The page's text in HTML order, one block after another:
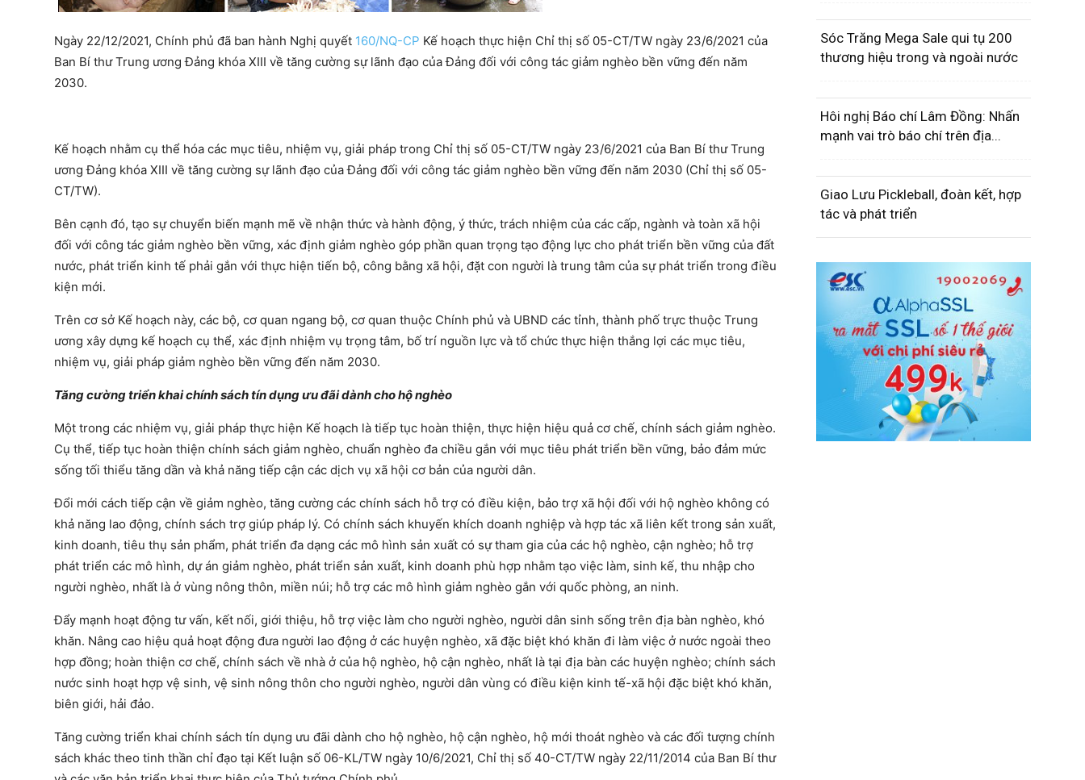
Ngày 22/12/2021, Chính phủ đã ban hành Nghị quyết 160/NQ-CP Kế hoạch thực hiện Chỉ thị số 05-CT/TW ngày 23/6/2021 của
Ban Bí thư Trung ương Đảng khóa XIII về tăng cường sự lãnh đạo của Đảng đối với công tác giảm nghèo bền vững đến năm
2030.
Kế hoạch nhằm cụ thể hóa các mục tiêu, nhiệm vụ, giải pháp trong Chỉ thị số 05-CT/TW ngày 23/6/2021 của Ban Bí thư Trung
ương Đảng khóa XIII về tăng cường sự lãnh đạo của Đảng đối với công tác giảm nghèo bền vững đến năm 2030 (Chỉ thị số 05-
CT/TW).
Bên cạnh đó, tạo sự chuyển biến mạnh mẽ về nhận thức và hành động, ý thức, trách nhiệm của các cấp, ngành và toàn xã hội
đối với công tác giảm nghèo bền vững, xác định giảm nghèo góp phần quan trọng tạo động lực cho phát triển bền vững của đất
nước, phát triển kinh tế phải gắn với thực hiện tiến bộ, công bằng xã hội, đặt con người là trung tâm của sự phát triển trong điều
kiện mới.
Trên cơ sở Kế hoạch này, các bộ, cơ quan ngang bộ, cơ quan thuộc Chính phủ và UBND các tỉnh, thành phố trực thuộc Trung
ương xây dựng kế hoạch cụ thể, xác định nhiệm vụ trọng tâm, bố trí nguồn lực và tổ chức thực hiện thắng lợi các mục tiêu,
nhiệm vụ, giải pháp giảm nghèo bền vững đến năm 2030.
Tăng cường triển khai chính sách tín dụng ưu đãi dành cho hộ nghèo
Một trong các nhiệm vụ, giải pháp thực hiện Kế hoạch là tiếp tục hoàn thiện, thực hiện hiệu quả cơ chế, chính sách giảm nghèo.
Cụ thể, tiếp tục hoàn thiện chính sách giảm nghèo, chuẩn nghèo đa chiều gắn với mục tiêu phát triển bền vững, bảo đảm mức
sống tối thiểu tăng dần và khả năng tiếp cận các dịch vụ xã hội cơ bản của người dân.
Đổi mới cách tiếp cận về giảm nghèo, tăng cường các chính sách hỗ trợ có điều kiện, bảo trợ xã hội đối với hộ nghèo không có
khả năng lao động, chính sách trợ giúp pháp lý. Có chính sách khuyến khích doanh nghiệp và hợp tác xã liên kết trong sản xuất,
kinh doanh, tiêu thụ sản phẩm, phát triển đa dạng các mô hình sản xuất có sự tham gia của các hộ nghèo, cận nghèo; hỗ trợ
phát triển các mô hình, dự án giảm nghèo, phát triển sản xuất, kinh doanh phù hợp nhằm tạo việc làm, sinh kế, thu nhập cho
người nghèo, nhất là ở vùng nông thôn, miền núi; hỗ trợ các mô hình giảm nghèo gắn với quốc phòng, an ninh.
Đẩy mạnh hoạt động tư vấn, kết nối, giới thiệu, hỗ trợ việc làm cho người nghèo, người dân sinh sống trên địa bàn nghèo, khó
khăn. Nâng cao hiệu quả hoạt động đưa người lao động ở các huyện nghèo, xã đặc biệt khó khăn đi làm việc ở nước ngoài theo
hợp đồng; hoàn thiện cơ chế, chính sách về nhà ở của hộ nghèo, hộ cận nghèo, nhất là tại địa bàn các huyện nghèo; chính sách
nước sinh hoạt hợp vệ sinh, vệ sinh nông thôn cho người nghèo, người dân vùng có điều kiện kinh tế-xã hội đặc biệt khó khăn,
biên giới, hải đảo.
Tăng cường triển khai chính sách tín dụng ưu đãi dành cho hộ nghèo, hộ cận nghèo, hộ mới thoát nghèo và các đối tượng chính
sách khác theo tinh thần chỉ đạo tại Kết luận số 06-KL/TW ngày 10/6/2021, Chỉ thị số 40-CT/TW ngày 22/11/2014 của Ban Bí thư
Sóc Trăng Mega Sale qui tụ 200
thương hiệu trong và ngoài nước
Hôi nghị Báo chí Lâm Đồng: Nhấn
mạnh vai trò báo chí trên địa...
Giao Lưu Pickleball, đoàn kết, hợp
tác và phát triển